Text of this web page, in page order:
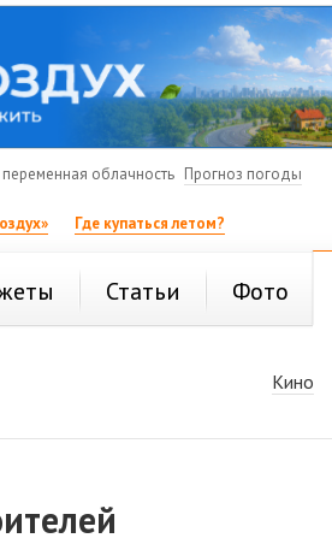
переменная облачность Прогноз погоды
Где купаться летом?
Статьи Фото
Кино